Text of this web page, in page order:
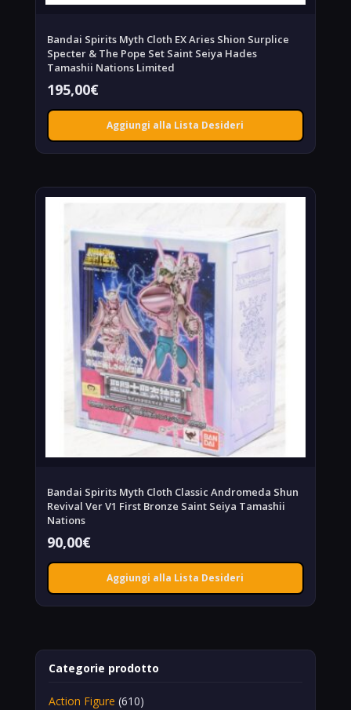
Bandai Spirits Myth Cloth EX Aries Shion Surplice
Specter & The Pope Set Saint Seiya Hades
Tamashii Nations Limited
195,00€
Aggiungi alla Lista Desideri
Bandai Spirits Myth Cloth Classic Andromeda Shun
Revival Ver V1 First Bronze Saint Seiya Tamashii
Nations
90,00€
Aggiungi alla Lista Desideri
Categorie prodotto
Action Figure (610)